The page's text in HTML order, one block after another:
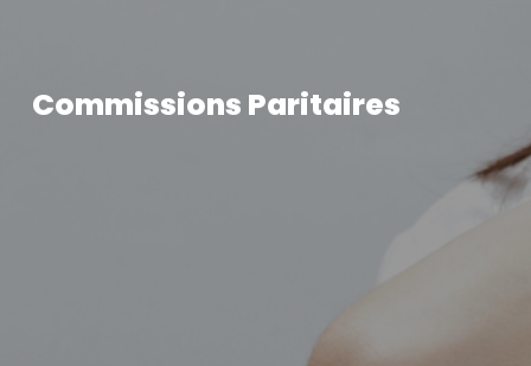
Commissions Paritaires